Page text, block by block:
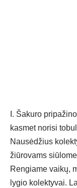
I. Šakuro
kasmet norisi
Nausėdžius
žiūrovams
Rengiame vaikų,
lygio kolektyvai.